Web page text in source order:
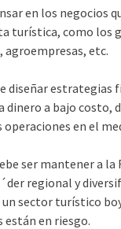
en los negocios
turística, como los
etc.
di­señar estrategias
dinero a bajo costo,
operaciones en el
ser mantener a la
regional y
sector tu­rístico
es­tán en riesgo.